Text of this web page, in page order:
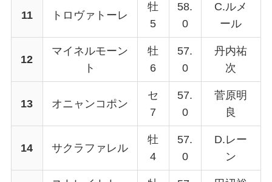
11 トロヴァトーレ
牡
5
58.
0
C.ルメ
ール
12
マイネルモーン
ト
牡
6
57.
0
丹内祐
次
13 オニャンコポン
セ
7
57.
0
菅原明
良
14 サクラファレル
牡
4
57.
0
D.レー
ン